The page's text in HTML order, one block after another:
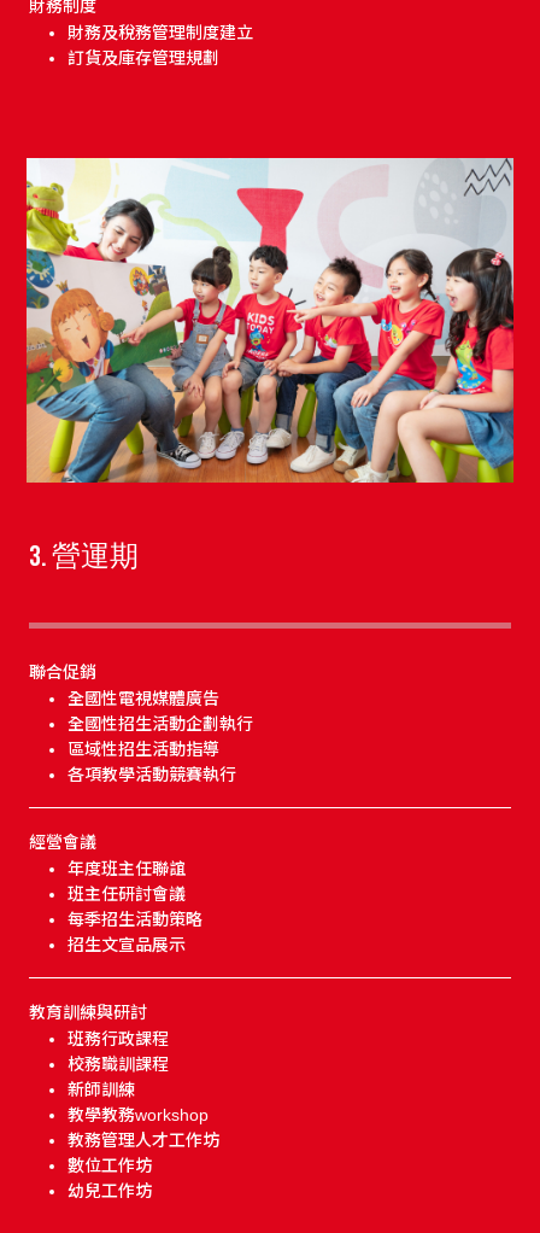
財務制度
財務及稅務管理制度建立
訂貨及庫存管理規劃
3. 營運期
聯合促銷
全國性電視媒體廣告
全國性招生活動企劃執行
區域性招生活動指導
各項教學活動競賽執行
經營會議
年度班主任聯誼
班主任研討會議
每季招生活動策略
招生文宣品展示
教育訓練與研討
班務行政課程
校務職訓課程
新師訓練
教學教務workshop
教務管理人才工作坊
數位工作坊
幼兒工作坊